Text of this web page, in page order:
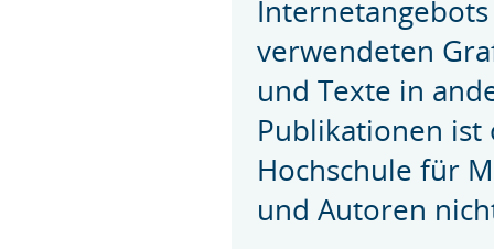
verwendeten
und Texte in
Publikationen
Hochschule für
und Autoren